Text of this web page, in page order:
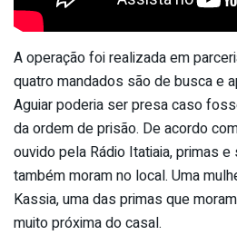
A operação foi realizada em
quatro mandados são de busca e
Aguiar poderia ser presa caso
da ordem de prisão. De acordo
ouvido pela Rádio Itatiaia, primas
também moram no local. Uma
Kassia, uma das primas que
muito próxima do casal.